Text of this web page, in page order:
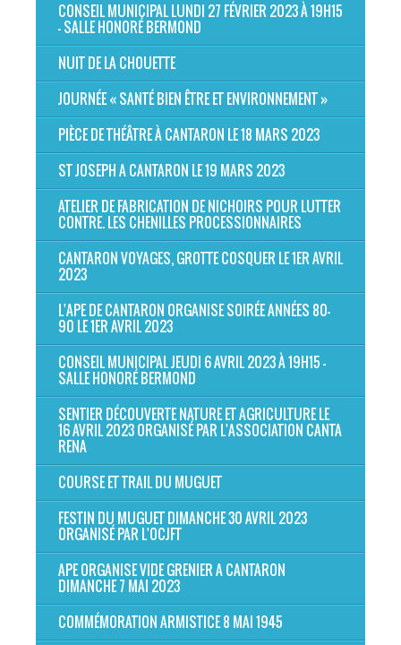
CONSEIL MUNICIPAL LUNDI 27 FÉVRIER 2023 À 19H15
- SALLE HONORÉ BERMOND
NUIT DE LA CHOUETTE
JOURNÉE « SANTÉ BIEN ÊTRE ET ENVIRONNEMENT »
PIÈCE DE THÉÂTRE À CANTARON LE 18 MARS 2023
ST JOSEPH A CANTARON LE 19 MARS 2023
ATELIER DE FABRICATION DE NICHOIRS POUR LUTTER
CONTRE. LES CHENILLES PROCESSIONNAIRES
CANTARON VOYAGES, GROTTE COSQUER LE 1ER AVRIL
2023
L'APE DE CANTARON ORGANISE SOIRÉE ANNÉES 80-
90 LE 1ER AVRIL 2023
CONSEIL MUNICIPAL JEUDI 6 AVRIL 2023 À 19H15 -
SALLE HONORÉ BERMOND
SENTIER DÉCOUVERTE NATURE ET AGRICULTURE LE
16 AVRIL 2023 ORGANISÉ PAR L'ASSOCIATION CANTA
RENA
COURSE ET TRAIL DU MUGUET
FESTIN DU MUGUET DIMANCHE 30 AVRIL 2023
ORGANISÉ PAR L'OCJFT
APE ORGANISE VIDE GRENIER A CANTARON
DIMANCHE 7 MAI 2023
COMMÉMORATION ARMISTICE 8 MAI 1945